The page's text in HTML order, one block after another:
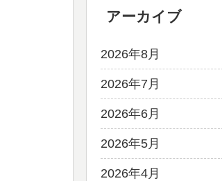
アーカイブ
2026年8月
2026年7月
2026年6月
2026年5月
2026年4月